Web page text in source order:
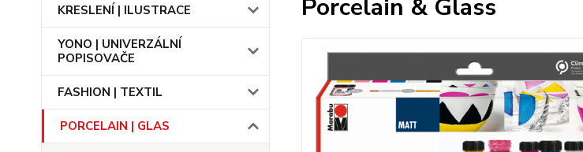
KRESLENÍ | ILUSTRACE
YONO | UNIVERZÁLNÍ
POPISOVAČE
FASHION | TEXTIL
PORCELAIN | GLAS
Porcelain & Glass